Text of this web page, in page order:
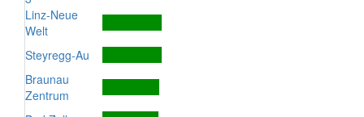
Linz-Neue
Welt
Steyregg-Au
Braunau
Zentrum